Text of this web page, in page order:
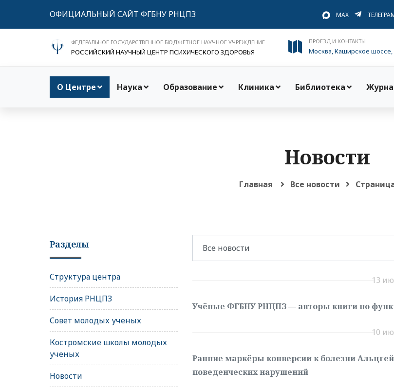
ОФИЦИАЛЬНЫЙ САЙТ ФГБНУ РНЦПЗ MAX
ФЕДЕРАЛЬНОЕ ГОСУДАРСТВЕННОЕ БЮДЖЕТНОЕ НАУЧНОЕ УЧРЕЖДЕНИЕ
РОССИЙСКИЙ НАУЧНЫЙ ЦЕНТР ПСИХИЧЕСКОГО ЗДОРОВЬЯ
ПРОЕЗД И КОНТАКТЫ
Москва, Каширское шоссе,
О Центре Наука Образование Клиника Библиотека
Новости
Главная Все новости
13
Учёные ФГБНУ РНЦПЗ — авторы книги по
10
Ранние маркёры конверсии к болезни
поведенческих нарушений
Разделы
Структура центра
История РНЦПЗ
Совет молодых ученых
Костромские школы молодых
ученых
Новости